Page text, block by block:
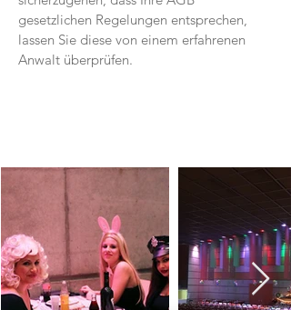
gesetzlichen Regelungen entsprechen,
lassen Sie diese von einem erfahrenen
Anwalt überprüfen.